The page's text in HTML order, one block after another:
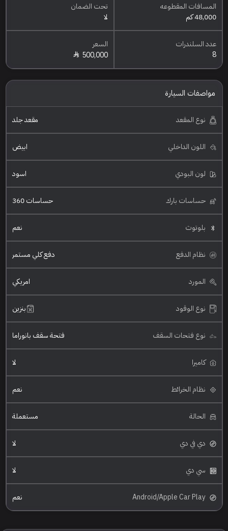
المسافات المقطوعه
48,000 كم
تحت الضمان
لا
عدد السلندرات
8
السعر
500,000
مواصفات السيارة
نوع المقعد مقعد جلد
اللون الداخلي ابيض
لون البودي اسود
حساسات بارك حساسات 360
بلوتوث نعم
نظام الدفع دفع كلي مستمر
المورد امريكي
نوع الوقود بنزين
نوع فتحات السقف فتحة سقف بانوراما
كاميرا لا
نظام الخرائط نعم
الحالة مستعملة
دي في دي لا
سي دي لا
Android/Apple Car Play نعم